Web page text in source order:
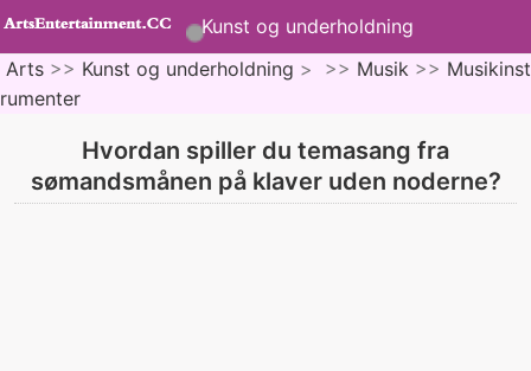
Kunst og underholdning
Arts >> Kunst og underholdning > >> Musik >> Musikinst
rumenter
Hvordan spiller du temasang fra
sømandsmånen på klaver uden noderne?